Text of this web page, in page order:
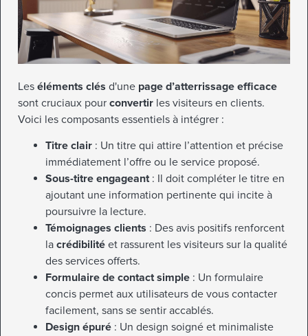
Les éléments clés d'une page d’atterrissage efficace
sont cruciaux pour convertir les visiteurs en clients.
Voici les composants essentiels à intégrer :
Titre clair : Un titre qui attire l’attention et précise
immédiatement l’offre ou le service proposé.
Sous-titre engageant: Il doit compléter le titre en
ajoutant une information pertinente qui incite à
poursuivre la lecture.
Témoignages clients : Des avis positifs renforcent
la crédibilité et rassurent les visiteurs sur la qualité
des services offerts.
Formulaire de contact simple : Un formulaire
concis permet aux utilisateurs de vous contacter
facilement, sans se sentir accablés.
Design épuré : Un design soigné et minimaliste